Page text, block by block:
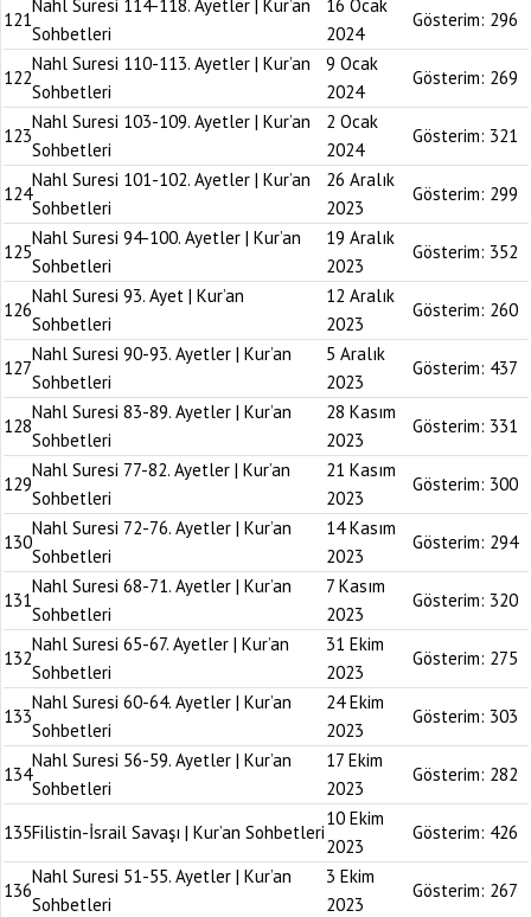
121
Nahl Suresi 114-118. Ayetler | Kur’an
Sohbetleri
16 Ocak
2024
Gösterim: 296
122
Nahl Suresi 110-113. Ayetler | Kur’an
Sohbetleri
9 Ocak
2024
Gösterim: 269
123
Nahl Suresi 103-109. Ayetler | Kur’an
Sohbetleri
2 Ocak
2024
Gösterim: 321
124
Nahl Suresi 101-102. Ayetler | Kur’an
Sohbetleri
26 Aralık
2023
Gösterim: 299
125
Nahl Suresi 94-100. Ayetler | Kur’an
Sohbetleri
19 Aralık
2023
Gösterim: 352
126
Nahl Suresi 93. Ayet | Kur’an
Sohbetleri
12 Aralık
2023
Gösterim: 260
127
Nahl Suresi 90-93. Ayetler | Kur’an
Sohbetleri
5 Aralık
2023
Gösterim: 437
128
Nahl Suresi 83-89. Ayetler | Kur’an
Sohbetleri
28 Kasım
2023
Gösterim: 331
129
Nahl Suresi 77-82. Ayetler | Kur’an
Sohbetleri
21 Kasım
2023
Gösterim: 300
130
Nahl Suresi 72-76. Ayetler | Kur’an
Sohbetleri
14 Kasım
2023
Gösterim: 294
131
Nahl Suresi 68-71. Ayetler | Kur’an
Sohbetleri
7 Kasım
2023
Gösterim: 320
132
Nahl Suresi 65-67. Ayetler | Kur’an
Sohbetleri
31 Ekim
2023
Gösterim: 275
133
Nahl Suresi 60-64. Ayetler | Kur’an
Sohbetleri
24 Ekim
2023
Gösterim: 303
134
Nahl Suresi 56-59. Ayetler | Kur’an
Sohbetleri
17 Ekim
2023
Gösterim: 282
135Filistin-İsrail Savaşı | Kur’an Sohbetleri
10 Ekim
2023
Gösterim: 426
136
Nahl Suresi 51-55. Ayetler | Kur’an
Sohbetleri
3 Ekim
2023
Gösterim: 267